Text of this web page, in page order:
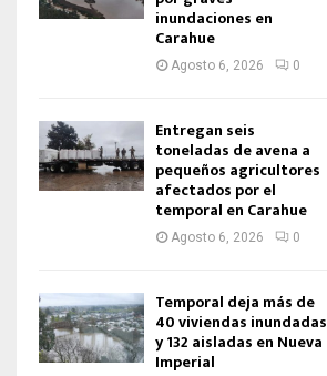
inundaciones en
Carahue
Agosto 6, 2026 0
Entregan seis
toneladas de avena a
pequeños agricultores
afectados por el
temporal en Carahue
Agosto 6, 2026 0
Temporal deja más de
40 viviendas inundadas
y 132 aisladas en Nueva
Imperial